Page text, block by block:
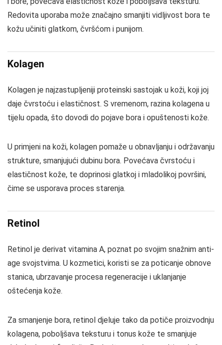
Redovita uporaba može značajno smanjiti vidljivost bora te
kožu učiniti glatkom, čvršćom i punijom.
Kolagen
Kolagen je najzastupljeniji proteinski sastojak u koži, koji joj
daje čvrstoću i elastičnost. S vremenom, razina kolagena u
tijelu opada, što dovodi do pojave bora i opuštenosti kože.
U primjeni na koži, kolagen pomaže u obnavljanju i održavanju
strukture, smanjujući dubinu bora. Povećava čvrstoću i
elastičnost kože, te doprinosi glatkoj i mladolikoj površini,
čime se usporava proces starenja.
Retinol
Retinol je derivat vitamina A, poznat po svojim snažnim anti-
age svojstvima. U kozmetici, koristi se za poticanje obnove
stanica, ubrzavanje procesa regeneracije i uklanjanje
oštećenja kože.
Za smanjenje bora, retinol djeluje tako da potiče proizvodnju
kolagena, poboljšava teksturu i tonus kože te smanjuje